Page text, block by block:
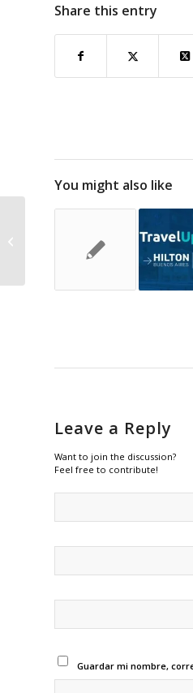
Share this entry
You might also like
Leave a Reply
Want to join the discussion?
Feel free to contribute!
Guardar mi nombre,
convenio para